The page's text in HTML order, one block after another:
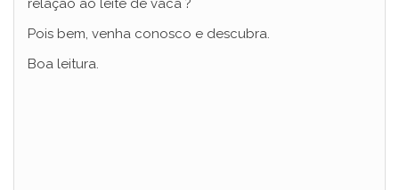
relação ao leite de vaca ?
Pois bem, venha conosco e descubra.
Boa leitura.